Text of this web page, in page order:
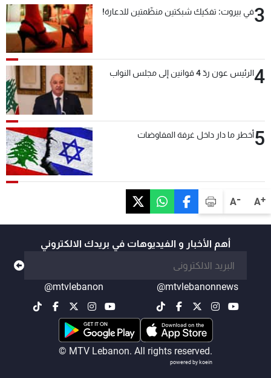
A+
A-
3في بيروت: تفكيك شبكتين منظّمتين للدعارة!
4الرئيس عون ردّ 4 قوانين إلى مجلس النواب
5أخطر ما دار داخل غرفة المفاوضات
أهم الأخبار و الفيديوهات في بريدك الالكتروني
@mtvlebanonnews
@mtvlebanon
© MTV Lebanon. All rights reserved.
powered by koein